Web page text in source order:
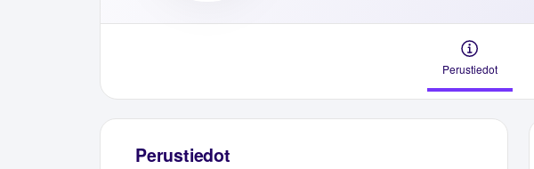
Perustiedot
Perustiedot